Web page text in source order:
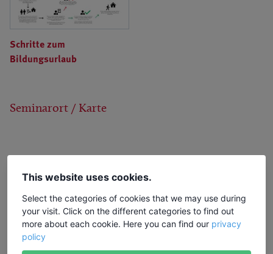
Schritte zum
Bildungsurlaub
Seminarort / Karte
This website uses cookies.
Select the categories of cookies that we may use during
your visit. Click on the different categories to find out
more about each cookie. Here you can find our privacy
policy